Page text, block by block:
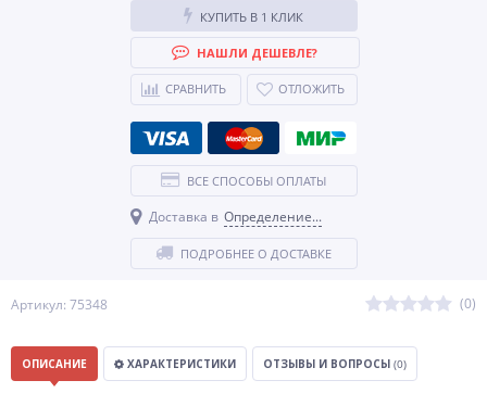
Артикул: 75348 (0)
КУПИТЬ В 1 КЛИК
НАШЛИ ДЕШЕВЛЕ?
СРАВНИТЬ ОТЛОЖИТЬ
ВСЕ СПОСОБЫ ОПЛАТЫ
Доставка в Определение...
ПОДРОБНЕЕ О ДОСТАВКЕ
ОПИСАНИЕ ХАРАКТЕРИСТИКИ ОТЗЫВЫ И ВОПРОСЫ (0)